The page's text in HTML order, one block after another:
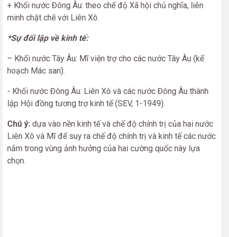
+ Khối nước Đông Âu: theo chế độ Xã hội chủ nghĩa, liên
minh chặt chẽ với Liên Xô.
*Sự đối lập về kinh tế:
– Khối nước Tây Âu: Mĩ viện trợ cho các nước Tây Âu (kế
hoạch Mác san).
- Khối nước Đông Âu: Liên Xô và các nước Đông Âu thành
lập Hội đồng tương trợ kinh tế (SEV, 1-1949).
Chú ý: dựa vào nền kinh tế và chế độ chính trị của hai nước
Liên Xô và Mĩ để suy ra chế độ chính trị và kinh tế các nước
nắm trong vùng ảnh hưởng của hai cường quốc này lựa
chọn.